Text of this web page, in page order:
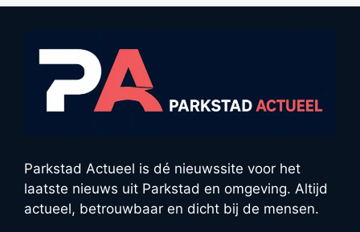
Parkstad Actueel is dé nieuwssite voor het
laatste nieuws uit Parkstad en omgeving. Altijd
actueel, betrouwbaar en dicht bij de mensen.